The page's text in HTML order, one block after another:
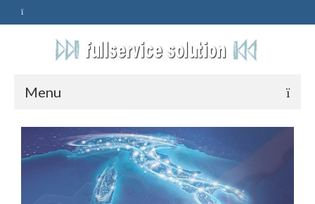
Menu
HOME
SERVIZI
ASSISTENZA